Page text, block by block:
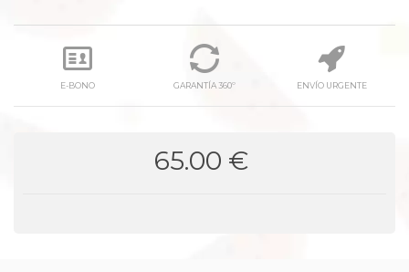
E-BONO GARANTÍA 360º ENVÍO URGENTE
65.00 €